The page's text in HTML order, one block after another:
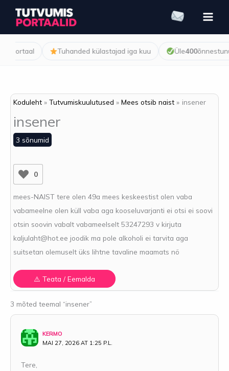
content
Tuhanded külastajad iga kuu Üle400
Koduleht Tutvumiskuulutused Mees otsib naist insener
insener
3 sõnumid
0
mees-NAIST tere olen 49a mees keskeestist olen vaba
vabameelne olen küll vaba aga kooseluvarjanti ei otsi ei soovi
otsin soovin vabalt vabameelselt 53247293 v kirjuta
kaljulaht@hot.ee joodik ma pole alkoholi ei tarvita aga
suitsetan olemuselt üks lihtne tavaline maamats nö
3 mõted teemal “insener”
KERMO
MAI 27, 2026 AT 1:25 P.L.
Tere,